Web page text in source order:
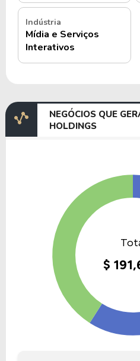
Indústria
Mídia e Serviços
Interativos
NEGÓCIOS QUE
HOLDINGS